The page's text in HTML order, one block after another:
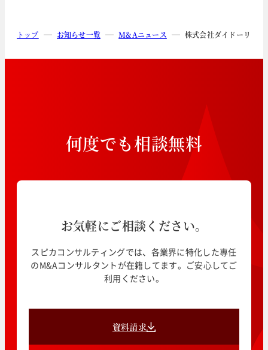
トップ お知らせ一覧 M&Aニュース 株式会社ダイドーリミ
何度でも相談無料
お気軽にご相談ください。
スピカコンサルティングでは、各業界に特化した専任
のM&Aコンサルタントが在籍してます。ご安心してご
利用ください。
資料請求